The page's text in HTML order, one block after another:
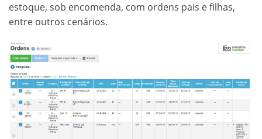
estoque, sob encomenda, com ordens pais e filhas,
entre outros cenários.